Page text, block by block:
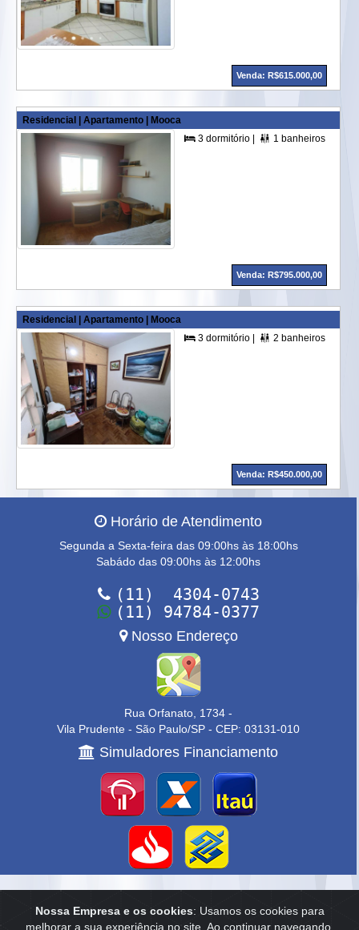
Nossa Empresa e os cookies: Usamos os cookies para
melhorar a sua experiência no site. Ao continuar navegando,
Venda: R$615.000,00
Residencial | Apartamento | Mooca
 3 dormitório |  1 banheiros |
Venda: R$795.000,00
Residencial | Apartamento | Mooca
 3 dormitório |  2 banheiros |
Venda: R$450.000,00
Horário de Atendimento
Segunda a Sexta-feira das 09:00hs às 18:00hs
Sabádo das 09:00hs às 12:00hs
(11) 4304-0743
(11) 94784-0377
Nosso Endereço
Rua Orfanato, 1734 -
Vila Prudente - São Paulo/SP - CEP: 03131-010
Simuladores Financiamento